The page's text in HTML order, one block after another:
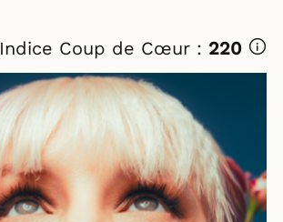
Indice Coup de Cœur : 220